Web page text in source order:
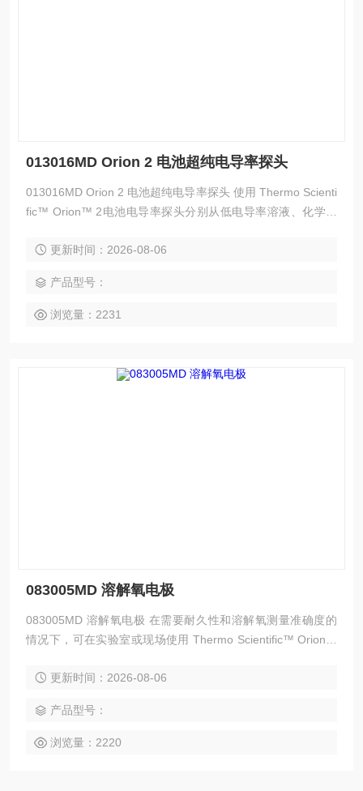
013016MD Orion 2 电池超纯电导率探头
013016MD Orion 2 电池超纯电导率探头 使用 Thermo Scienti
fic™ Orion™ 2电池电导率探头分别从低电导率溶液、化学反
的读数。这些通用探头采用双电极电池设计，可为实验室或现
更新时间：2026-08-06
产品型号：
浏览量：2231
083005MD 溶解氧电极
083005MD 溶解氧电极 在需要耐久性和溶解氧测量准确度的
情况下，可在实验室或现场使用 Thermo Scientific™ Orion™
旋膜套。更新时间：2026-08-06
产品型号：
浏览量：2220